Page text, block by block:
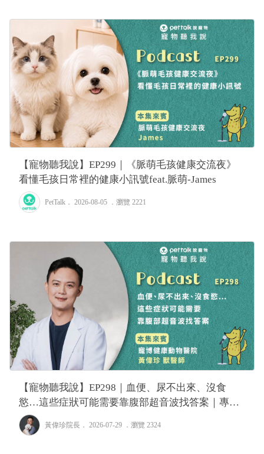
【寵物聽我說】EP299｜《脈萌毛孩健康交流夜》
看懂毛孩日常裡的健康小訊號feat.脈萌-James
PetTalk ． 2026-08-05 ． 瀏覽 2221
【寵物聽我說】EP298｜血便、尿不出來、沒食
慾…這些症狀可能需要靠腹部超音波找答案｜專業
獸醫—黃偉珍
黃偉珍院長 ． 2026-07-29 ． 瀏覽 2324